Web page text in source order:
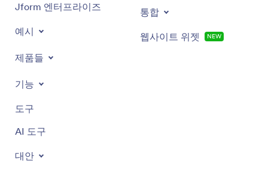
Jform 엔터프라이즈
예시
제품들
기능
도구
AI 도구
대안
통합
웹사이트 위젯 NEW